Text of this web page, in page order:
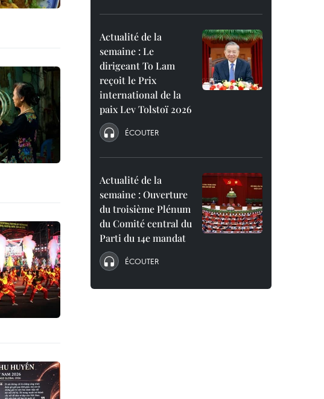
Actualité de la
semaine : Le
dirigeant To Lam
reçoit le Prix
international de la
paix Lev Tolstoï 2026
ÉCOUTER
Actualité de la
semaine : Ouverture
du troisième Plénum
du Comité central du
Parti du 14e mandat
ÉCOUTER